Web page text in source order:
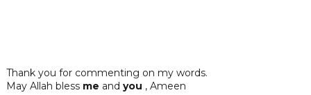
Thank you for commenting on my words.
May Allah bless me and you , Ameen